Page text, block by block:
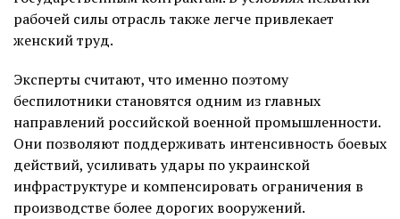
рабочей силы отрасль также легче привлекает
женский труд.
Эксперты считают, что именно поэтому
беспилотники становятся одним из главных
направлений российской военной промышленности.
Они позволяют поддерживать интенсивность боевых
действий, усиливать удары по украинской
инфраструктуре и компенсировать ограничения в
производстве более дорогих вооружений.